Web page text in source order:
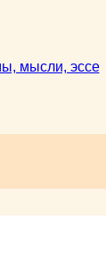
мысли, эссе